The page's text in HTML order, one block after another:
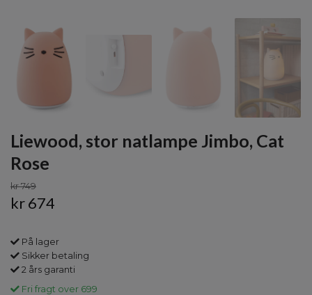
Liewood, stor natlampe Jimbo, Cat
Rose
kr 749
kr 674
På lager
Sikker betaling
2 års garanti
Fri fragt over 699